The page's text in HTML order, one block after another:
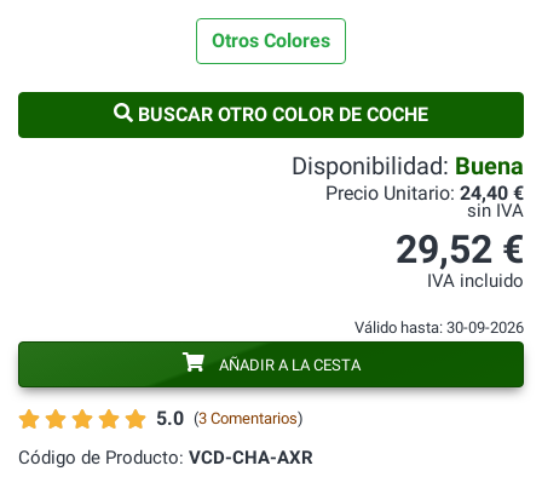
Otros Colores
BUSCAR OTRO COLOR DE COCHE
5.0 (3 Comentarios)
Código de Producto: VCD-CHA-AXR
Disponibilidad: Buena
Precio Unitario: 24,40 €
sin IVA
29,52 €
IVA incluido
Válido hasta: 30-09-2026
AÑADIR A LA CESTA